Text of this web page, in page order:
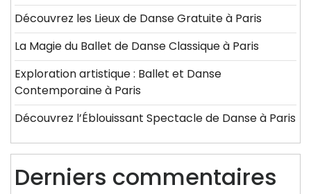
Découvrez les Lieux de Danse Gratuite à Paris
La Magie du Ballet de Danse Classique à Paris
Exploration artistique : Ballet et Danse
Contemporaine à Paris
Découvrez l’Éblouissant Spectacle de Danse à Paris
Derniers commentaires